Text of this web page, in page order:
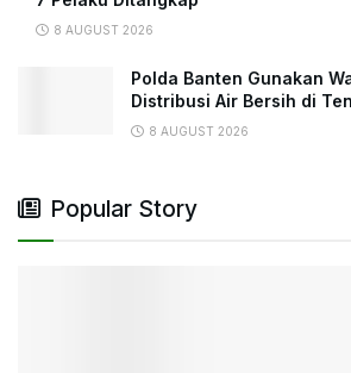
8 AUGUST 2026
Polda Banten Gunakan
Distribusi Air Bersih di
8 AUGUST 2026
Popular Story